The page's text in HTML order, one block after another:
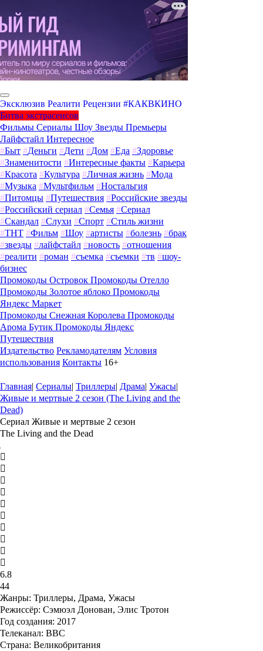
Эксклюзив Реалити Рецензии #КАКВКИНО
Битва экстрасенсов
Фильмы Сериалы Шоу Звезды Премьеры
Лайфстайл Интересное
#Быт #Деньги #Дети #Дом #Еда #Здоровье
#Знаменитости #Интересные факты #Карьера
#Красота #Культура #Личная жизнь #Мода
#Музыка #Мультфильм #Ностальгия
#Питомцы #Путешествия #Российские звезды
#Российский сериал #Семья #Сериал
#Скандал #Слухи #Спорт #Стиль жизни
#ТНТ #Фильм #Шоу #артисты #болезнь #брак
#звезды #лайфстайл #новость #отношения
#реалити #роман #съемка #съемки #тв #шоу-
бизнес
Промокоды Островок Промокоды Отелло
Промокоды Золотое яблоко Промокоды
Яндекс Маркет
Промокоды Снежная Королева Промокоды
Арома Бутик Промокоды Яндекс
Путешествия
Издательство Рекламодателям Условия
использования Контакты 16+
Главная| Сериалы| Триллеры| Драма| Ужасы|
Живые и мертвые 2 сезон (The Living and the
Dead)
Сериал Живые и мертвые 2 сезон
The Living and the Dead
6.8
44
Жанры: Триллеры, Драма, Ужасы
Режиссёр: Сэмюэл Донован, Элис Тротон
Год создания: 2017
Телеканал: BBC
Страна: Великобритания